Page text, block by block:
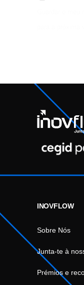
Guardar o
INOVFLOW
Sobre Nós
Junta-te à
Prémios e